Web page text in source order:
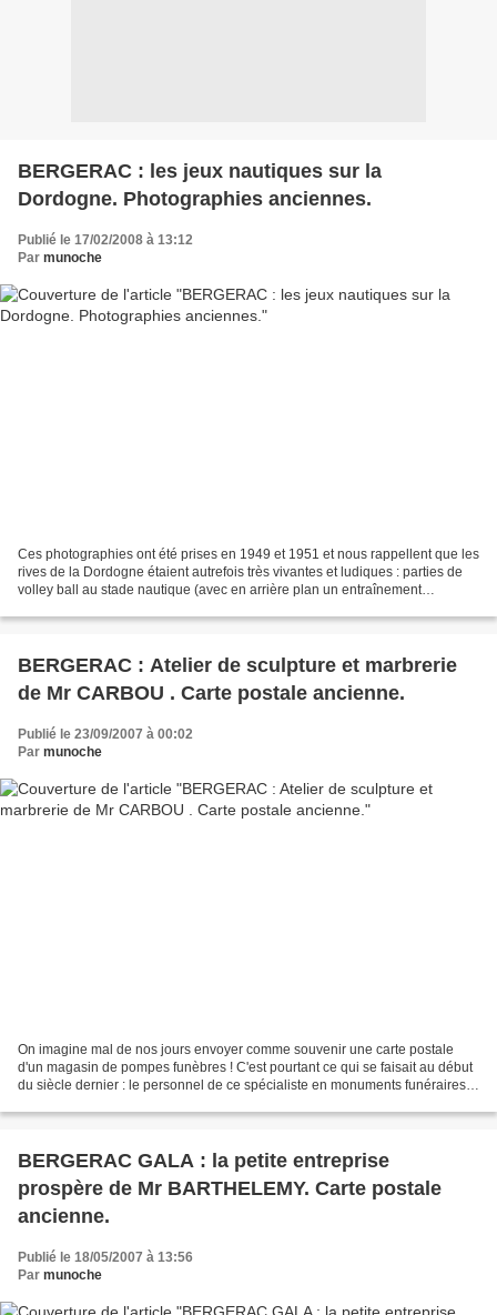
BERGERAC : les jeux nautiques sur la
Dordogne. Photographies anciennes.
Publié le 17/02/2008 à 13:12
Par munoche
Ces photographies ont été prises en 1949 et 1951 et nous rappellent que les
rives de la Dordogne étaient autrefois très vivantes et ludiques : parties de
volley ball au stade nautique (avec en arrière plan un entraînement
BERGERAC : Atelier de sculpture et marbrerie
de Mr CARBOU . Carte postale ancienne.
Publié le 23/09/2007 à 00:02
Par munoche
On imagine mal de nos jours envoyer comme souvenir une carte postale
d'un magasin de pompes funèbres ! C'est pourtant ce qui se faisait au début
du siècle dernier : le personnel de ce spécialiste en monuments funéraires ,
BERGERAC GALA : la petite entreprise
prospère de Mr BARTHELEMY. Carte postale
ancienne.
Publié le 18/05/2007 à 13:56
Par munoche